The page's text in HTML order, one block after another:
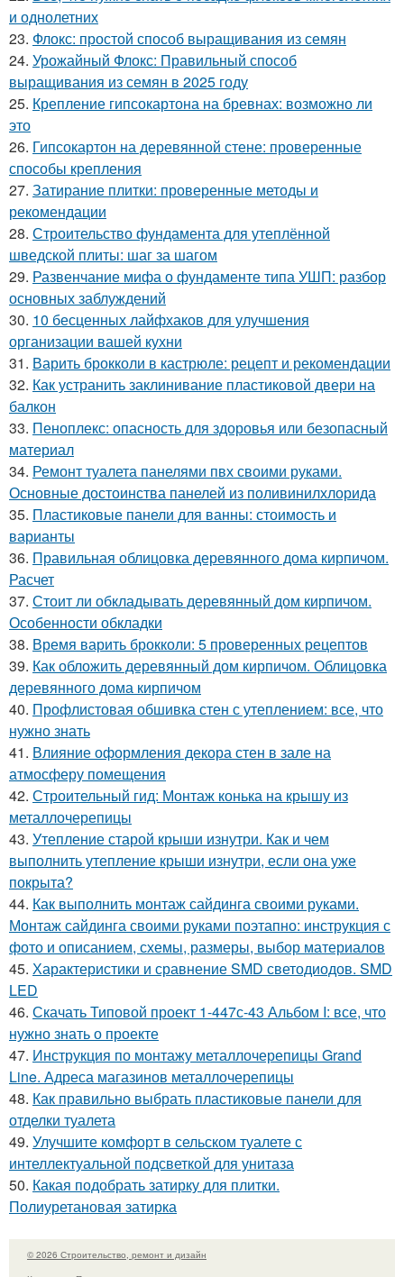
и однолетних
23. Флокс: простой способ выращивания из семян
24. Урожайный Флокс: Правильный способ
выращивания из семян в 2025 году
25. Крепление гипсокартона на бревнах: возможно ли
это
26. Гипсокартон на деревянной стене: проверенные
способы крепления
27. Затирание плитки: проверенные методы и
рекомендации
28. Строительство фундамента для утеплённой
шведской плиты: шаг за шагом
29. Развенчание мифа о фундаменте типа УШП: разбор
основных заблуждений
30. 10 бесценных лайфхаков для улучшения
организации вашей кухни
31. Варить брокколи в кастрюле: рецепт и рекомендации
32. Как устранить заклинивание пластиковой двери на
балкон
33. Пеноплекс: опасность для здоровья или безопасный
материал
34. Ремонт туалета панелями пвх своими руками.
Основные достоинства панелей из поливинилхлорида
35. Пластиковые панели для ванны: стоимость и
варианты
36. Правильная облицовка деревянного дома кирпичом.
Расчет
37. Стоит ли обкладывать деревянный дом кирпичом.
Особенности обкладки
38. Время варить брокколи: 5 проверенных рецептов
39. Как обложить деревянный дом кирпичом. Облицовка
деревянного дома кирпичом
40. Профлистовая обшивка стен с утеплением: все, что
нужно знать
41. Влияние оформления декора стен в зале на
атмосферу помещения
42. Строительный гид: Монтаж конька на крышу из
металлочерепицы
43. Утепление старой крыши изнутри. Как и чем
выполнить утепление крыши изнутри, если она уже
покрыта?
44. Как выполнить монтаж сайдинга своими руками.
Монтаж сайдинга своими руками поэтапно: инструкция с
фото и описанием, схемы, размеры, выбор материалов
45. Характеристики и сравнение SMD светодиодов. SMD
LED
46. Скачать Типовой проект 1-447с-43 Альбом I: все, что
нужно знать о проекте
47. Инструкция по монтажу металлочерепицы Grand
Line. Адреса магазинов металлочерепицы
48. Как правильно выбрать пластиковые панели для
отделки туалета
49. Улучшите комфорт в сельском туалете с
интеллектуальной подсветкой для унитаза
50. Какая подобрать затирку для плитки.
Полиуретановая затирка
© 2026 Строительство, ремонт и дизайн